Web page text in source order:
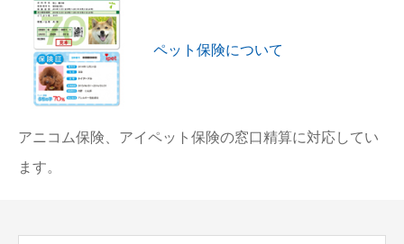
ペット保険について
アニコム保険、アイペット保険の窓口精算に対応してい
ます。